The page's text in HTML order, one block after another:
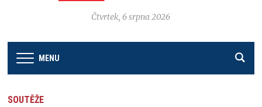
Čtvrtek, 6 srpna 2026
MENU
SOUTĚŽE